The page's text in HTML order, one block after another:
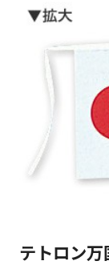
テトロン